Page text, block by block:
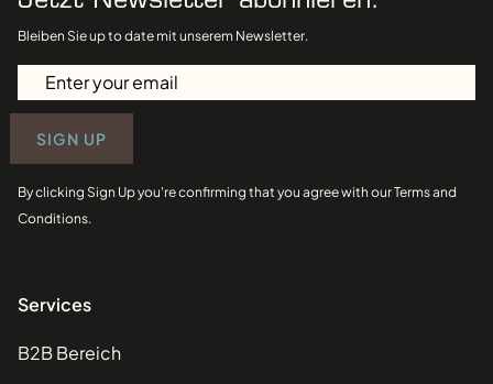
Services
Footer Leistungen Navigation
B2B Bereich
Bleiben Sie up to date mit unserem Newsletter.
By clicking Sign Up you're confirming that you agree with our Terms and
Conditions.
Email(erforderlich)
SIGN UP